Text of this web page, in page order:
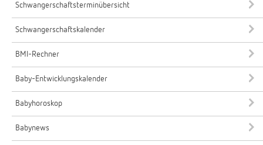
Schwangerschaftsterminübersicht
Schwangerschaftskalender
BMI-Rechner
Baby-Entwicklungskalender
Babyhoroskop
Babynews